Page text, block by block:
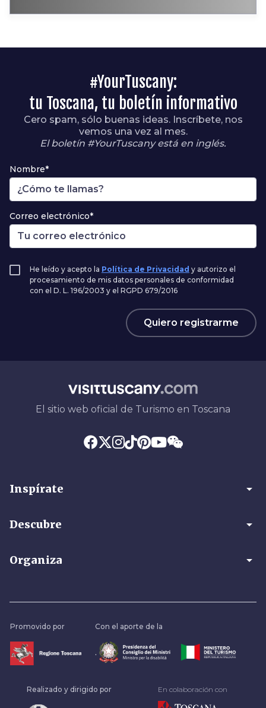
#YourTuscany:
tu Toscana, tu boletín informativo
Cero spam, sólo buenas ideas. Inscríbete, nos
vemos una vez al mes.
El boletín #YourTuscany está en inglés.
Nombre*
Correo electrónico*
He leído y acepto la Política de Privacidad y autorizo el
procesamiento de mis datos personales de conformidad
con el D. L. 196/2003 y el RGPD 679/2016
Quiero registrarme
El sitio web oficial de Turismo en Toscana
Inspírate arrow_drop_down
Descubre arrow_drop_down
Organiza arrow_drop_down
Promovido por Con el aporte de la
.
Realizado y dirigido por En colaboración con